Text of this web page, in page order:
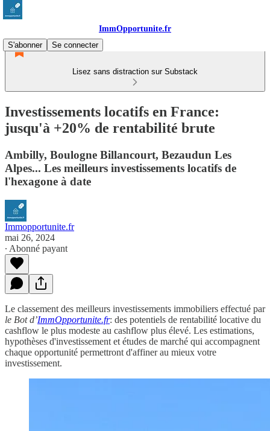
ImmOpportunite.fr
S'abonner
Se connecter
Lisez sans distraction sur Substack
Investissements locatifs en France:
jusqu'à +20% de rentabilité brute
Ambilly, Boulogne Billancourt, Bezaudun Les
Alpes... Les meilleurs investissements locatifs de
l'hexagone à date
Immopportunite.fr
mai 26, 2024
∙ Abonné payant
Le classement des meilleurs investissements immobiliers effectué par
le Bot d’ImmOpportunite.fr: des potentiels de rentabilité locative du
cashflow le plus modeste au cashflow plus élevé. Les estimations,
hypothèses d'investissement et études de marché qui accompagnent
chaque opportunité permettront d'affiner au mieux votre
investissement.